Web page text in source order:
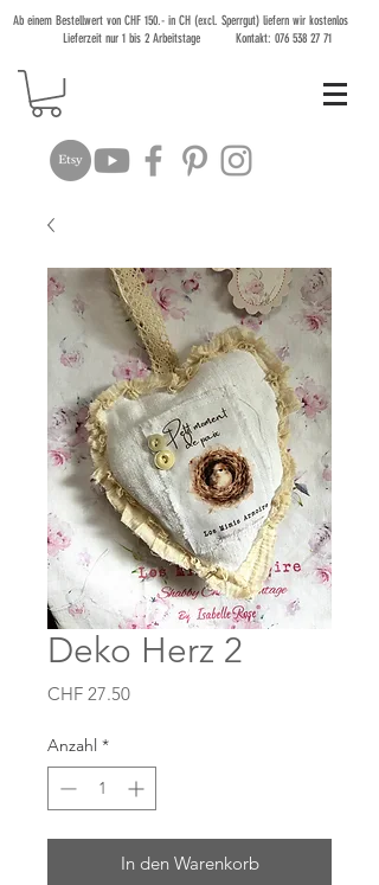
Ab einem Bestellwert von CHF 150.- in CH (excl. Sperrgut) liefern wir kostenlos
Lieferzeit nur 1 bis 2 Arbeitstage Kontakt: 076 538 27 71
Deko Herz 2
CHF 27.50Preis
Anzahl *
In den Warenkorb